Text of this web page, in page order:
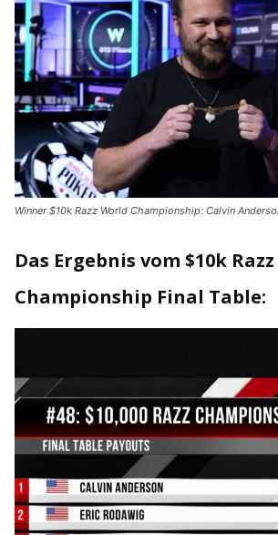
Winner $10k Razz World Championship: Calvin
Das Ergebnis vom $10k Razz
Championship Final Table: